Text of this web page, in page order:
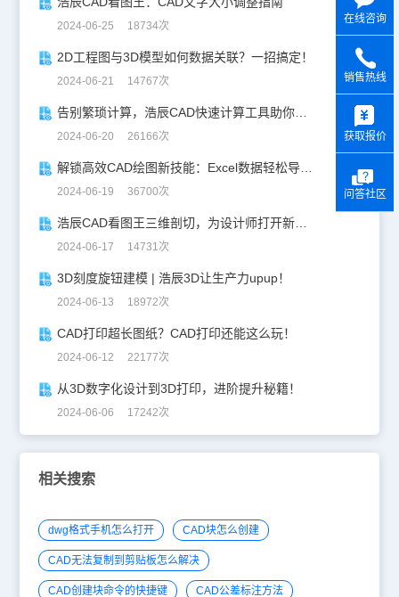
2024-06-25 18734次
2D工程图与3D模型如何数据关联？一招搞定！
2024-06-21 14767次
告别繁琐计算，浩辰CAD快速计算工具助你一臂之力！
2024-06-20 26166次
解锁高效CAD绘图新技能：Excel数据轻松导入CAD
2024-06-19 36700次
浩辰CAD看图王三维剖切，为设计师打开新世界的大门！
2024-06-17 14731次
3D刻度旋钮建模 | 浩辰3D让生产力upup！
2024-06-13 18972次
CAD打印超长图纸？CAD打印还能这么玩！
2024-06-12 22177次
从3D数字化设计到3D打印，进阶提升秘籍！
2024-06-06 17242次
相关搜索
dwg格式手机怎么打开 CAD块怎么创建
CAD无法复制到剪贴板怎么解决
CAD创建块命令的快捷键 CAD公差标注方法
在线咨询
销售热线
获取报价
问答社区